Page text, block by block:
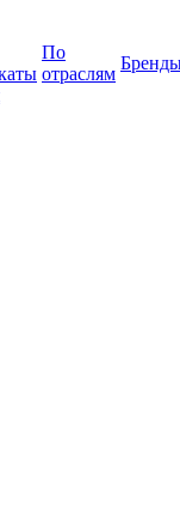
По
отраслям